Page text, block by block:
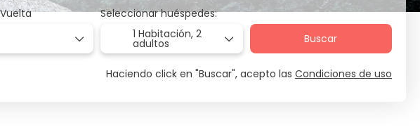
Seleccionar huéspedes:
1 Habitación,2
adultos Buscar
Haciendo click en "Buscar", acepto las Condiciones de uso